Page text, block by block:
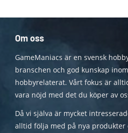
Om oss
GameManiacs är en svensk
branschen och god kunskap
hobbyrelaterat. Vårt fokus är
vara nöjd med det du köper av
Då vi själva är mycket
alltid följa med på nya